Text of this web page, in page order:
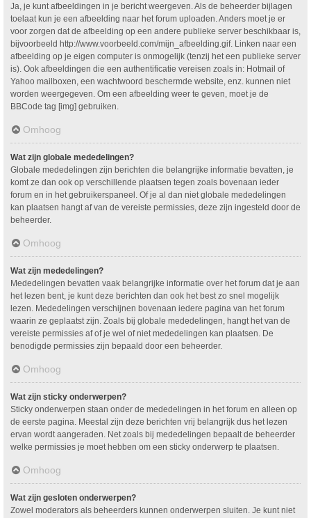
Ja, je kunt afbeeldingen in je bericht weergeven. Als de beheerder bijlagen
toelaat kun je een afbeelding naar het forum uploaden. Anders moet je er
voor zorgen dat de afbeelding op een andere publieke server beschikbaar is,
bijvoorbeeld http://www.voorbeeld.com/mijn_afbeelding.gif. Linken naar een
afbeelding op je eigen computer is onmogelijk (tenzij het een publieke server
is). Ook afbeeldingen die een authentificatie vereisen zoals in: Hotmail of
Yahoo mailboxen, een wachtwoord beschermde website, enz. kunnen niet
worden weergegeven. Om een afbeelding weer te geven, moet je de
BBCode tag [img] gebruiken.
Omhoog
Wat zijn globale mededelingen?
Globale mededelingen zijn berichten die belangrijke informatie bevatten, je
komt ze dan ook op verschillende plaatsen tegen zoals bovenaan ieder
forum en in het gebruikerspaneel. Of je al dan niet globale mededelingen
kan plaatsen hangt af van de vereiste permissies, deze zijn ingesteld door de
beheerder.
Omhoog
Wat zijn mededelingen?
Mededelingen bevatten vaak belangrijke informatie over het forum dat je aan
het lezen bent, je kunt deze berichten dan ook het best zo snel mogelijk
lezen. Mededelingen verschijnen bovenaan iedere pagina van het forum
waarin ze geplaatst zijn. Zoals bij globale mededelingen, hangt het van de
vereiste permissies af of je wel of niet mededelingen kan plaatsen. De
benodigde permissies zijn bepaald door een beheerder.
Omhoog
Wat zijn sticky onderwerpen?
Sticky onderwerpen staan onder de mededelingen in het forum en alleen op
de eerste pagina. Meestal zijn deze berichten vrij belangrijk dus het lezen
ervan wordt aangeraden. Net zoals bij mededelingen bepaalt de beheerder
welke permissies je moet hebben om een sticky onderwerp te plaatsen.
Omhoog
Wat zijn gesloten onderwerpen?
Zowel moderators als beheerders kunnen onderwerpen sluiten. Je kunt niet